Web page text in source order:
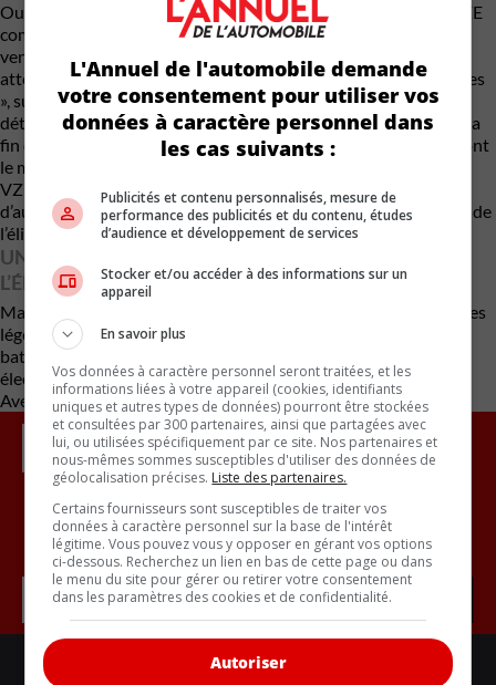
Outre les tarifs, les mandats fédéraux et provinciaux sur les VZE
compliquent la tâche des constructeurs. Dès 2026, 20 % des
ventes de véhicules légers devront être électriques, pour
atteindre 100 % en 2035. Fleming juge ces règles « très punitives
», surtout au Québec et en Colombie-Britannique, où Mazda
détient ses meilleures parts de marché. Elle rappelle aussi que la
fin des rabais fédéraux pour les VÉ a freiné la demande. « Ce dont
le marché canadien a besoin, c’est d’une pause sur les mandats
VZE », insiste-t-elle. L’Association des constructeurs mondiaux
d’automobiles du Canada appuie cette revendication et demande
l’élimination des pénalités jugées excessives.
UNE APPROCHE MULTI-SOLUTIONS VERS
L’ÉLECTRIFICATION
Mazda entend offrir aux clients une gamme diversifiée : hybrides
légers, hybrides classiques, hybrides rechargeables et VÉ à
batterie complète. L’objectif est une gamme entièrement
électrifiée d’ici 2030.
Avec des renseignements d’Automotive News Canada
Inscrivez vous à l'infolettre.
LIENS UTILES
L'Annuel de l'automobile demande
votre consentement pour utiliser vos
données à caractère personnel dans
les cas suivants :
Publicités et contenu personnalisés, mesure de
performance des publicités et du contenu, études
d’audience et développement de services
Stocker et/ou accéder à des informations sur un
appareil
En savoir plus
Vos données à caractère personnel seront traitées, et les
informations liées à votre appareil (cookies, identifiants
uniques et autres types de données) pourront être stockées
et consultées par 300 partenaires, ainsi que partagées avec
lui, ou utilisées spécifiquement par ce site. Nos partenaires et
nous-mêmes sommes susceptibles d'utiliser des données de
géolocalisation précises. Liste des partenaires.
Certains fournisseurs sont susceptibles de traiter vos
données à caractère personnel sur la base de l'intérêt
légitime. Vous pouvez vous y opposer en gérant vos options
ci-dessous. Recherchez un lien en bas de cette page ou dans
le menu du site pour gérer ou retirer votre consentement
dans les paramètres des cookies et de confidentialité.
Autoriser